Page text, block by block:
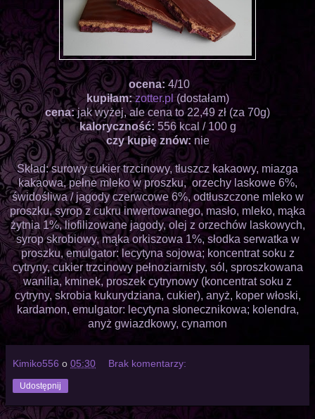
ocena: 4/10
kupiłam: zotter.pl (dostałam)
cena:jak wyżej, ale cena to 22,49 zł (za 70g)
kaloryczność:556 kcal / 100 g
czy kupię znów: nie
Skład: surowy cukier trzcinowy, tłuszcz kakaowy, miazga
kakaowa, pełne mleko w proszku, orzechy laskowe 6%,
świdośliwa / jagody czerwcowe 6%, odtłuszczone mleko w
proszku, syrop z cukru inwertowanego, masło, mleko, mąka
żytnia 1%, liofilizowane jagody, olej z orzechów laskowych,
syrop skrobiowy, mąka orkiszowa 1%, słodka serwatka w
proszku, emulgator: lecytyna sojowa; koncentrat soku z
cytryny, cukier trzcinowy pełnoziarnisty, sól, sproszkowana
wanilia, kminek, proszek cytrynowy (koncentrat soku z
cytryny, skrobia kukurydziana, cukier), anyż, koper włoski,
kardamon, emulgator: lecytyna słonecznikowa; kolendra,
anyż gwiazdkowy, cynamon
Kimiko556 o 05:30 Brak komentarzy:
Udostępnij